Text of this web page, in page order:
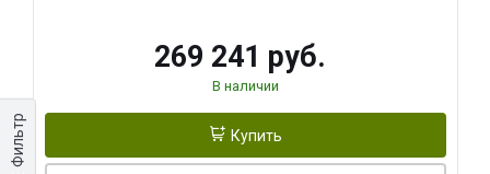
Фильтр
269 241 руб.
В наличии
Купить